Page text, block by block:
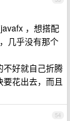
，想搭配
几乎没有那个
不好就自己折腾
花出去，而且
54